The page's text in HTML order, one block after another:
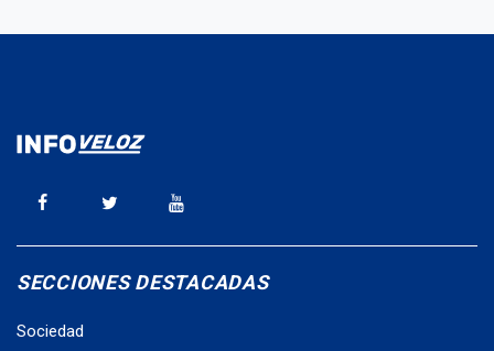
SECCIONES DESTACADAS
Sociedad